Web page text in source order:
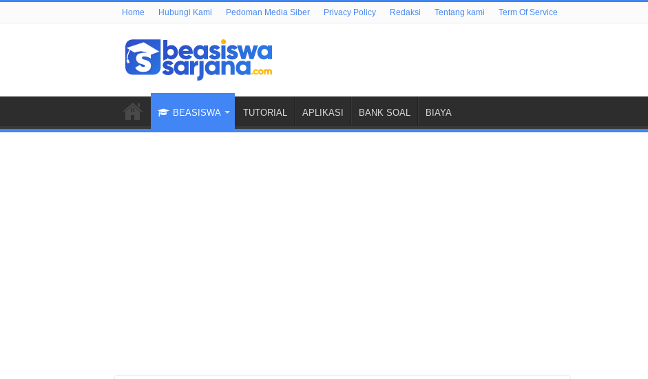
Home Hubungi Kami Pedoman Media Siber Privacy Policy Redaksi Tentang kami Term Of Service
BEASISWA TUTORIAL APLIKASI BANK SOAL BIAYA